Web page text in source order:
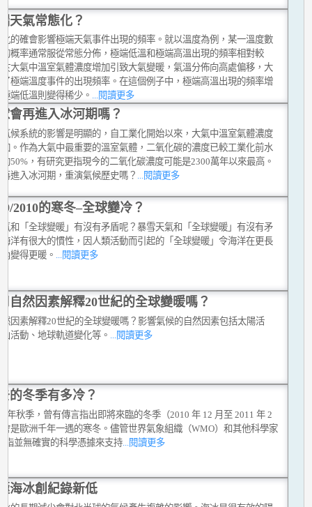
天氣常態化？
的確會影響極端天氣事件出現的頻率。就以溫度為例，某一溫度數
概率通常服從常態分佈，極端低溫和極端高溫出現的頻率相對較
大氣中溫室氣體濃度增加引致大氣變暖，氣溫分佈向高處偏移，大
極端溫度事件的出現頻率。在這個例子中，極端高溫出現的頻率增
端低溫則變得稀少。 ...閱讀更多
會再進入冰河期嗎？
候系統的影響是明顯的，自工業化開始以來，大氣中溫室氣體濃度
。作為大氣中最重要的溫室氣體，二氧化碳的濃度已較工業化前水
50%，有研究更指現今的二氧化碳濃度可能是2300萬年以來最高。
進入冰河期，重演氣候歷史嗎？
...閱讀更多
2010的寒冬–全球變冷？
和「全球變暖」有沒有矛盾呢？暴雪天氣和「全球變暖」有沒有矛
洋有很大的慣性，因人類活動而引起的「全球變暖」令海洋在更長
變得更暖。 ...閱讀更多
自然因素解釋20世紀的全球變暖嗎？
因素解釋20世紀的全球變暖嗎？影響氣候的自然因素包括太陽活
活動、地球軌道變化等。
...閱讀更多
的冬季有多冷？
年秋季，曾有傳言指出即將來臨的冬季（2010 年 12 月至 2011 年 2
是歐洲千年一遇的寒冬。儘管世界氣象組織（WMO）和其他科學家
指並無確實的科學憑據來支持 ...閱讀更多
海冰創紀錄新低